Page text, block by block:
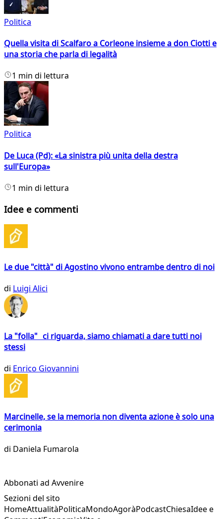
Politica
Quella visita di Scalfaro a Corleone insieme a don Ciotti e
una storia che parla di legalità
1 min di lettura
Politica
De Luca (Pd): «La sinistra più unita della destra
sull'Europa»
1 min di lettura
Idee e commenti
Le due "città" di Agostino vivono entrambe dentro di noi
di Luigi Alici
La "folla" ci riguarda, siamo chiamati a dare tutti noi
stessi
di Enrico Giovannini
Marcinelle, se la memoria non diventa azione è solo una
cerimonia
di Daniela Fumarola
Abbonati ad Avvenire
Sezioni del sito
HomeAttualitàPoliticaMondoAgoràPodcastChiesaIdee e